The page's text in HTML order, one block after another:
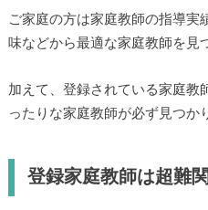
ご家庭の方は家庭教師の指導実
味などから最適な家庭教師を見
加えて、登録されている家庭教
ったりな家庭教師が必ず見つか
登録家庭教師は超難